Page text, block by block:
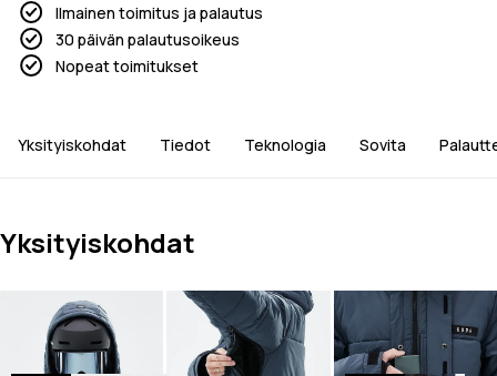
Ilmainen toimitus ja palautus
30 päivän palautusoikeus
Nopeat toimitukset
Yksityiskohdat Tiedot Teknologia Sovita
Yksityiskohdat